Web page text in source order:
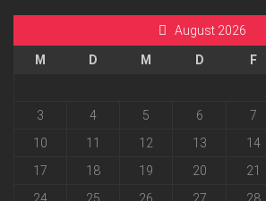
August 2026
M D M D F
3
4 5 6 7
10
11 12 13 14
17
18 19 20 21